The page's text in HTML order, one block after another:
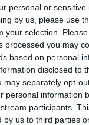
personal or
by us, please use
your selection.
processed you may
based on personal
disclosed to
may separately opt-
personal information
participants.
by us to third parties